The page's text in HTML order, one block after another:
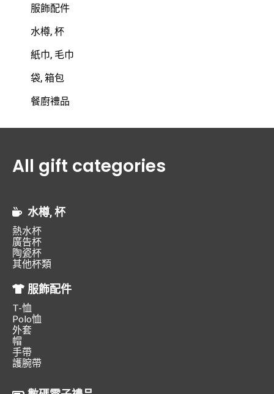
服飾配件
水樽, 杯
紙巾, 毛巾
袋, 箱包
餐廚禮品
All gift categories
水樽, 杯
熱水杯
廣告杯
陶瓷杯
其他杯類
服飾配件
T-恤
Polo恤
外套
帽
手帶
護腕帶